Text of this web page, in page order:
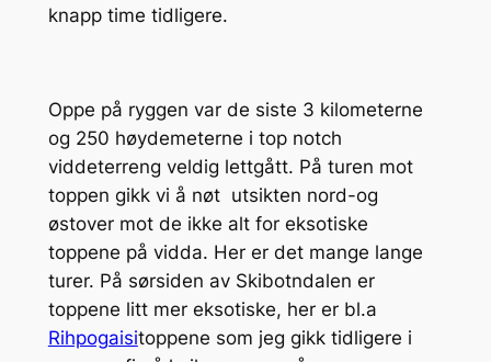
knapp time tidligere.
Oppe på ryggen var de siste 3 kilometerne
og 250 høydemeterne i top notch
viddeterreng veldig lettgått. På turen mot
toppen gikk vi å nøt utsikten nord-og
østover mot de ikke alt for eksotiske
toppene på vidda. Her er det mange lange
turer. På sørsiden av Skibotndalen er
toppene litt mer eksotiske, her er bl.a
Rihpogaisitoppene som jeg gikk tidligere i